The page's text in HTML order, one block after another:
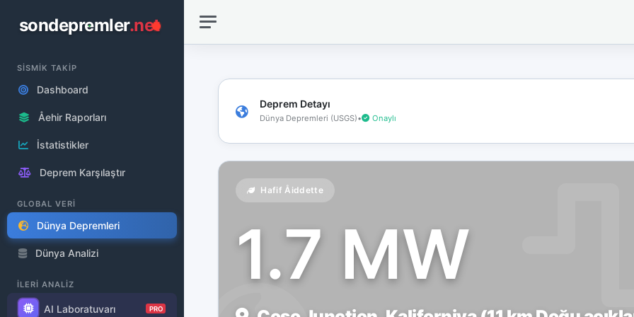
sondepremler.net
SİSMİK TAKİP
Dashboard
Åehir Raporları
İstatistikler
Deprem Karşılaştır
GLOBAL VERİ
Dünya Depremleri
Dünya Analizi
İLERİ ANALİZ
AI Laboratuvarı PRO
Deprem Detayı
Dünya Depremleri (USGS)• Onaylı
Hafif Åiddette
1.7 MW
bağlantınız